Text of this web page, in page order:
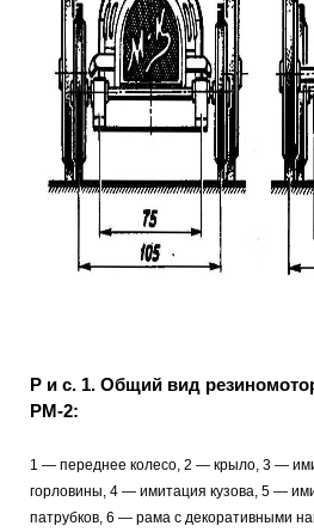
Р и с. 1. Общий вид
РМ-2:
1 — переднее колесо, 2 — крыло, 3 —
горловины, 4 — имитация кузова, 5 —
патрубков, 6 — рама с декоративными